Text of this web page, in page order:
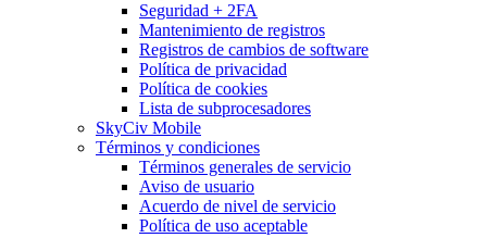
Seguridad + 2FA
Mantenimiento de registros
Registros de cambios de software
Política de privacidad
Política de cookies
Lista de subprocesadores
SkyCiv Mobile
Términos y condiciones
Términos generales de servicio
Aviso de usuario
Acuerdo de nivel de servicio
Política de uso aceptable